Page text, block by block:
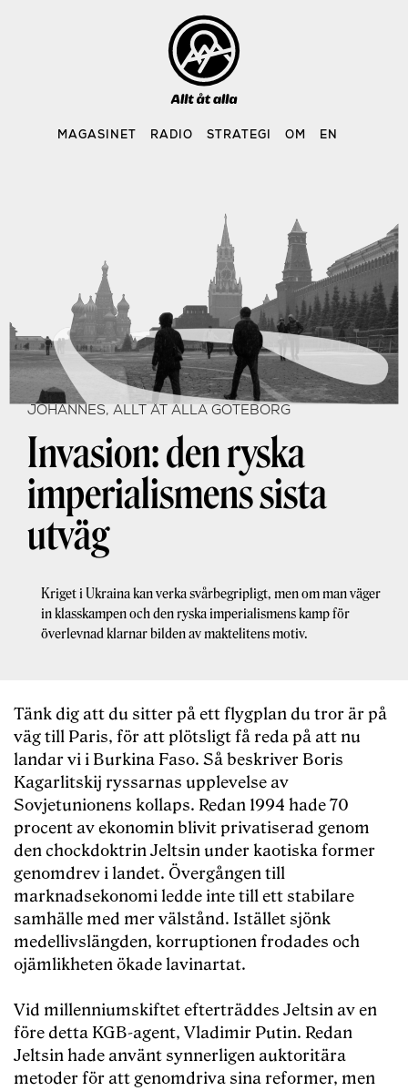
MAGASINET RADIO STRATEGI OM EN
JOHANNES, ALLT ÅT ALLA GÖTEBORG
Invasion: den ryska
imperialismens sista
utväg
Kriget i Ukraina kan verka svårbegripligt, men om man väger
in klasskampen och den ryska imperialismens kamp för
överlevnad klarnar bilden av maktelitens motiv.
Tänk dig att du sitter på ett flygplan du tror är på
väg till Paris, för att plötsligt få reda på att nu
landar vi i Burkina Faso. Så beskriver Boris
Kagarlitskij ryssarnas upplevelse av
Sovjetunionens kollaps. Redan 1994 hade 70
procent av ekonomin blivit privatiserad genom
den chockdoktrin Jeltsin under kaotiska former
genomdrev i landet. Övergången till
marknadsekonomi ledde inte till ett stabilare
samhälle med mer välstånd. Istället sjönk
medellivslängden, korruptionen frodades och
ojämlikheten ökade lavinartat.
Vid millenniumskiftet efterträddes Jeltsin av en
före detta KGB-agent, Vladimir Putin. Redan
Jeltsin hade använt synnerligen auktoritära
metoder för att genomdriva sina reformer, men